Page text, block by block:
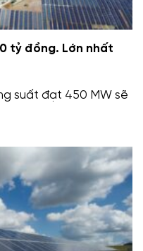
tỷ đồng. Lớn nhất
suất đạt 450 MW sẽ